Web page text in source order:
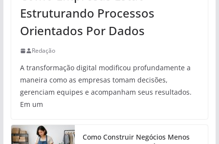
Estruturando Processos
Orientados Por Dados
Redação
A transformação digital modificou profundamente a
maneira como as empresas tomam decisões,
gerenciam equipes e acompanham seus resultados.
Em um
Como Construir Negócios Menos